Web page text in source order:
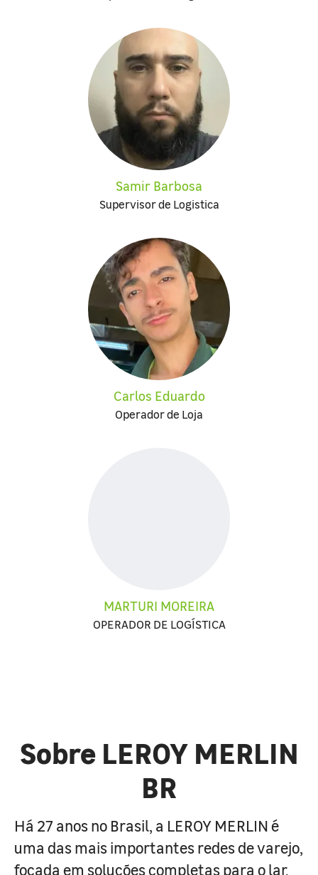
Samir Barbosa
Supervisor de Logistica
Carlos Eduardo
Operador de Loja
MARTURI MOREIRA
OPERADOR DE LOGÍSTICA
Sobre LEROY MERLIN
BR
Há 27 anos no Brasil, a LEROY MERLIN é
uma das mais importantes redes de varejo,
focada em soluções completas para o lar.